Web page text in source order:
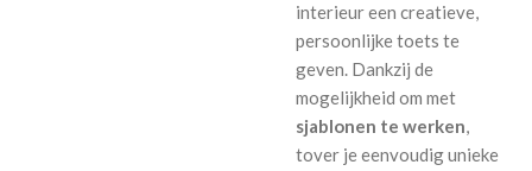
interieur een creatieve,
persoonlijke toets te
geven. Dankzij de
mogelijkheid om met
sjablonen te werken,
tover je eenvoudig unieke